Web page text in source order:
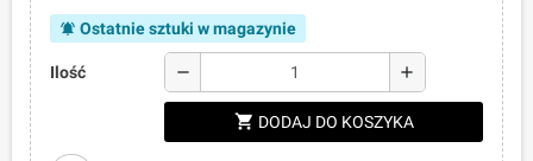
notifications_active Ostatnie sztuki w magazynie
Ilość remove add
shopping_cart DODAJ DO KOSZYKA